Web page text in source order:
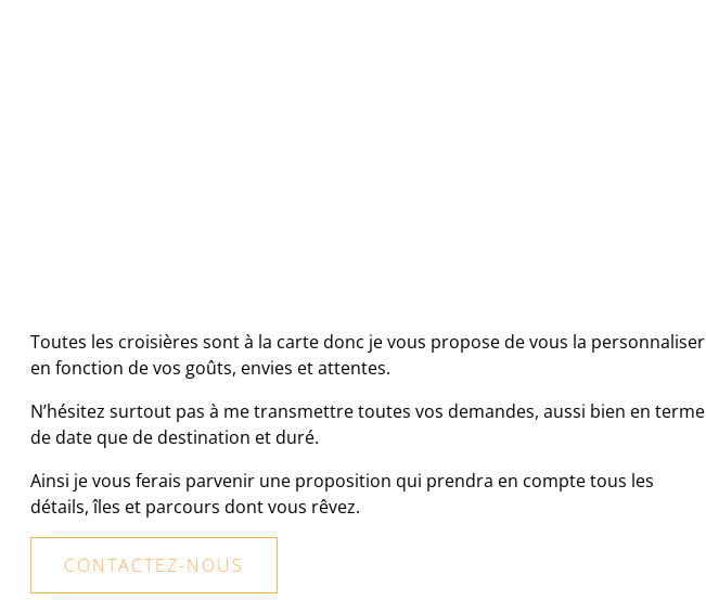
Toutes les croisières sont à la carte donc je vous propose de vous la personnaliser
en fonction de vos goûts, envies et attentes.
N’hésitez surtout pas à me transmettre toutes vos demandes, aussi bien en terme
de date que de destination et duré.
Ainsi je vous ferais parvenir une proposition qui prendra en compte tous les
détails, îles et parcours dont vous rêvez.
CONTACTEZ-NOUS